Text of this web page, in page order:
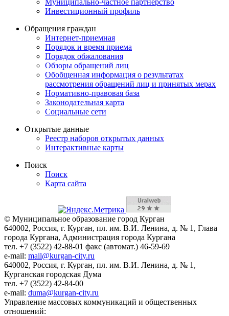
Муниципально-частное партнерство
Инвестиционный профиль
Обращения граждан
Интернет-приемная
Порядок и время приема
Порядок обжалования
Обзоры обращений лиц
Обобщенная информация о результатах
рассмотрения обращений лиц и принятых мерах
Нормативно-правовая база
Законодательная карта
Социальные сети
Открытые данные
Реестр наборов открытых данных
Интерактивные карты
Поиск
Поиск
Карта сайта
© Муниципальное образование город Курган
640002, Россия, г. Курган, пл. им. В.И. Ленина, д. № 1, Глава
города Кургана, Администрация города Кургана
тел. +7 (3522) 42-88-01 факс (автомат.) 46-59-69
e-mail: mail@kurgan-city.ru
640002, Россия, г. Курган, пл. им. В.И. Ленина, д. № 1,
Курганская городская Дума
тел. +7 (3522) 42-84-00
e-mail: duma@kurgan-city.ru
Управление массовых коммуникаций и общественных
отношений: